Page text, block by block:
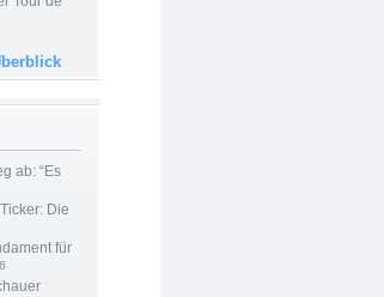
ab: “Es
Die
für